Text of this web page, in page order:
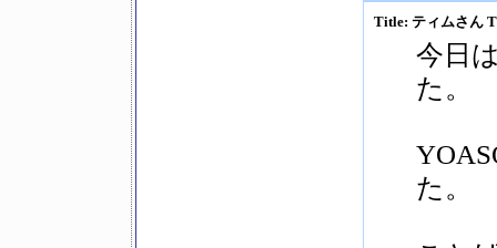
Title: ティムさん
今日
た。
た。